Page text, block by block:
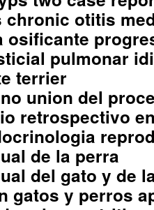
chronic otitis
pulmonar
terrier
union del
retrospectivo
de la perra
del gato y de
gatos y perros